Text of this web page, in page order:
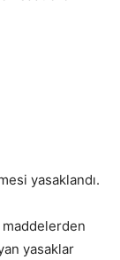
yasaklandı.
yasaklar